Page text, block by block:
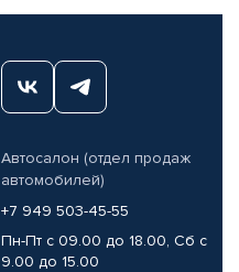
Автосалон (отдел продаж
автомобилей)
+7 949 503-45-55
Пн-Пт с 09.00 до 18.00, Сб с
9.00 до 15.00